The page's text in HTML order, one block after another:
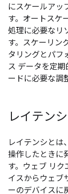
にスケールアッ
す。オートスケ
処理に必要なリ
す。スケーリン
タリングとパフ
ス データを定
ードに必要な調
レイテンシ
レイテンシとは
操作したときに
す。ウェブ リ
イスからウェブ
ーのデバイスに